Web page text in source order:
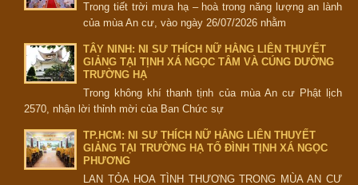
Trong tiết trời mưa hạ – hoà trong năng lượng an lành
của mùa An cư, vào ngày 26/07/2026 nhằm
TÂY NINH: NI SƯ THÍCH NỮ HẰNG LIÊN THUYẾT
GIẢNG TẠI TỊNH XÁ NGỌC TÂM VÀ CÚNG DƯỜNG
TRƯỜNG HẠ
Trong không khí thanh tịnh của mùa An cư Phật lịch
2570, nhận lời thỉnh mời của Ban Chức sự
TP.HCM: NI SƯ THÍCH NỮ HẰNG LIÊN THUYẾT
GIẢNG TẠI TRƯỜNG HẠ TỔ ĐÌNH TỊNH XÁ NGỌC
PHƯƠNG
LAN TỎA HOA TÌNH THƯƠNG TRONG MÙA AN CƯ